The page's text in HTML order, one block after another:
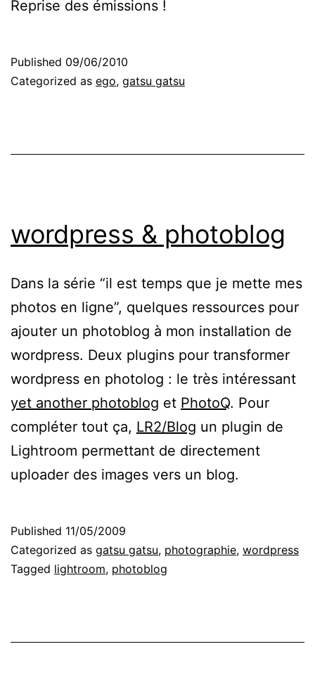
Reprise des émissions !
Published 09/06/2010
Categorized as ego, gatsu gatsu
wordpress & photoblog
Dans la série “il est temps que je mette mes
photos en ligne”, quelques ressources pour
ajouter un photoblog à mon installation de
wordpress. Deux plugins pour transformer
wordpress en photolog : le très intéressant
yet another photoblog et PhotoQ. Pour
compléter tout ça, LR2/Blog un plugin de
Lightroom permettant de directement
uploader des images vers un blog.
Published 11/05/2009
Categorized as gatsu gatsu, photographie, wordpress
Tagged lightroom, photoblog